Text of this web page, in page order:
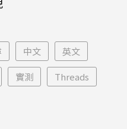
中文 英文
實測 Threads